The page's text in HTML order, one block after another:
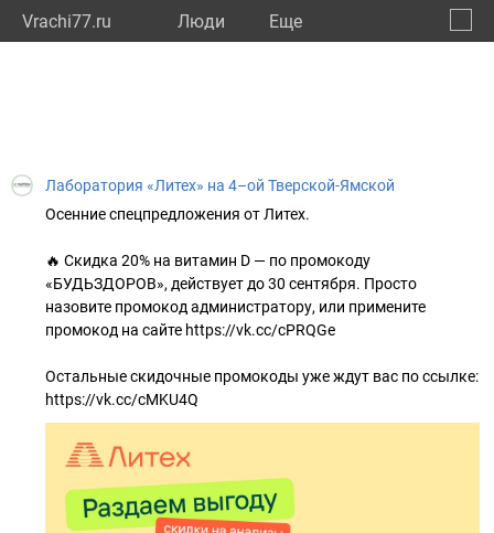
Vrachi77.ru Люди Eще
Лаборатория «Литех» на 4–ой Тверской-Ямской
Осенние спецпредложения от Литех.
🔥 Скидка 20% на витамин D — по промокоду
«БУДЬЗДОРОВ», действует до 30 сентября. Просто
назовите промокод администратору, или примените
промокод на сайте https://vk.cc/cPRQGe
Остальные скидочные промокоды уже ждут вас по ссылке:
https://vk.cc/cMKU4Q